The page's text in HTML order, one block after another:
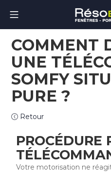
COMMENT
UNE
SOMFY
PURE ?
Retour
PROCÉDURE
Votre motorisation ne